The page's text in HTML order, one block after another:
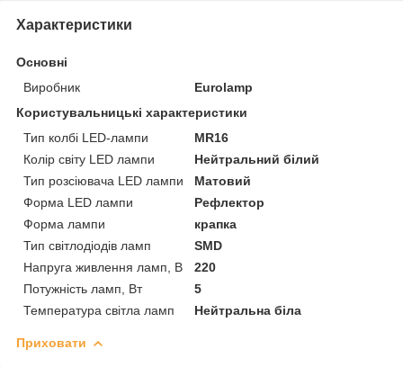
Характеристики
Основні
Виробник
Eurolamp
Користувальницькі характеристики
Тип колбі LED-лампи
MR16
Колір світу LED лампи
Нейтральний білий
Тип розсіювача LED лампи
Матовий
Форма LED лампи
Рефлектор
Форма лампи
крапка
Тип світлодіодів ламп
SMD
Напруга живлення ламп, В
220
Потужність ламп, Вт
5
Температура світла ламп
Нейтральна біла
Приховати